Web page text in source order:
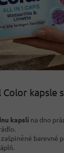
Color kapsle
kapsli na dno
barevné